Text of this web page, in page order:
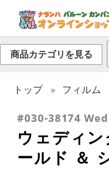
商品カテゴリを見る
トップ フィルム
#030-38174
ウェディ
ールド ＆